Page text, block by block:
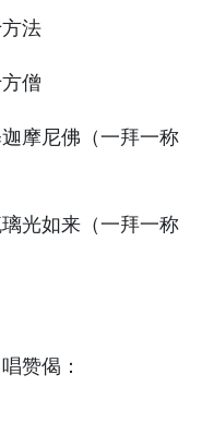
法
僧
摩尼佛（一拜一称
光如来（一拜一称
赞偈：